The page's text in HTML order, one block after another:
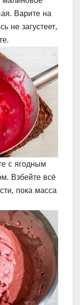
Варите на
не загустеет,
с ягодным
Взбейте всё
пока масса